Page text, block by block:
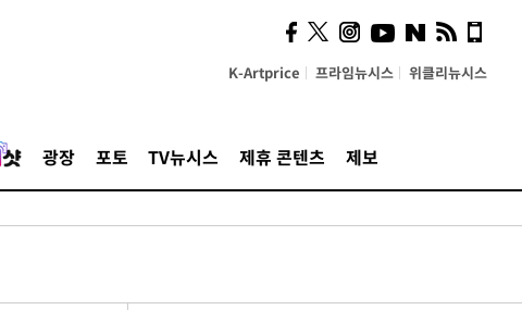
K-Artprice 프라임뉴시스 위클리뉴시스
광장 포토 TV뉴시스 제휴 콘텐츠 제보
시, 스마트폰 액세서리에
NFC 더했다